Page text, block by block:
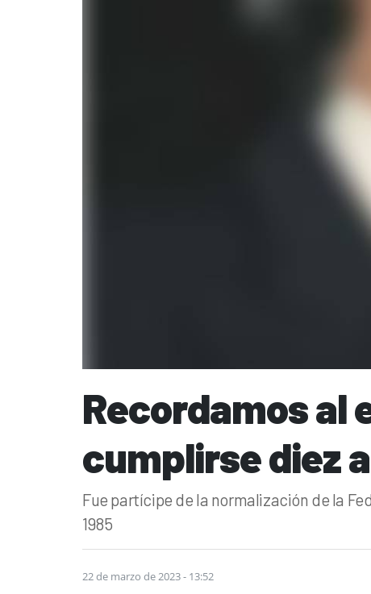
Recordamos al
cumplirse diez
Fue partícipe de la normalización de la
1985
22 de marzo de 2023 - 13:52